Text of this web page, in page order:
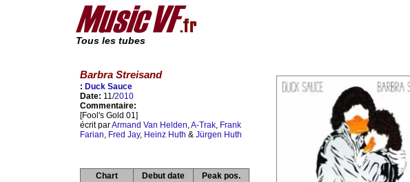
Tous les tubes
Barbra Streisand
: Duck Sauce
Date: 11/2010
Commentaire:
[Fool's Gold 01]
écrit parArmand Van Helden,A-Trak, Frank
Farian, Fred Jay, Heinz Huth & Jürgen Huth
Chart Debut date
Peak pos.